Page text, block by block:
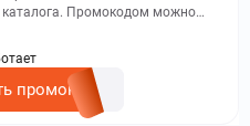
каталога. Промокодом можно
промокод